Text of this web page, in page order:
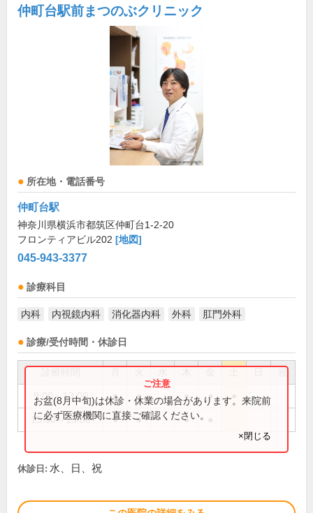
仲町台駅前まつのぶクリニック
所在地・電話番号
仲町台駅
神奈川県横浜市都筑区仲町台1-2-20
フロンティアビル202 [地図]
045-943-3377
診療科目
内科 内視鏡内科 消化器内科 外科 肛門外科
診療/受付時間・休診日
祝
9:00～13:00 ● ● ● ●
15:30～19:00 ● ● ●
お盆(8月中旬)は休診・休業の場合があります。来院前
に必ず医療機関に直接ご確認ください。
×閉じる
休診日: 水、日、祝